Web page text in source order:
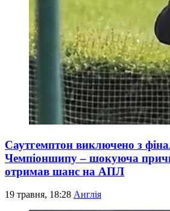
Саутгемптон виключено з
Чемпіоншипу – шокуюча
отримав шанс на АПЛ
19 травня, 18:28 Англія